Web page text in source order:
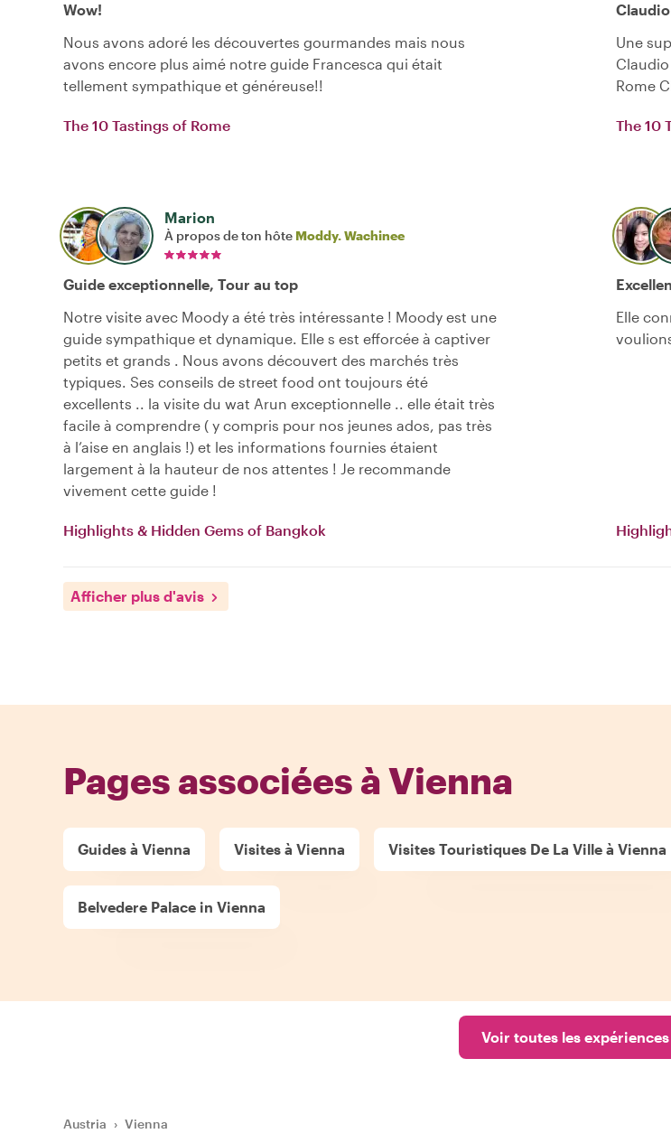
Wow!
Nous avons adoré les découvertes gourmandes mais nous
avons encore plus aimé notre guide Francesca qui était
tellement sympathique et généreuse!!
The 10 Tastings of Rome
Une
Rome
The 10
Marion
À propos de ton hôte Moddy. Wachinee
Guide exceptionnelle, Tour au top
Notre visite avec Moody a été très intéressante ! Moody est une
guide sympathique et dynamique. Elle s est efforcée à captiver
petits et grands . Nous avons découvert des marchés très
typiques. Ses conseils de street food ont toujours été
excellents .. la visite du wat Arun exceptionnelle .. elle était très
facile à comprendre ( y compris pour nos jeunes ados, pas très
à l’aise en anglais !) et les informations fournies étaient
largement à la hauteur de nos attentes ! Je recommande
vivement cette guide !
Highlights & Hidden Gems of Bangkok
Elle
Afficher plus d'avis
Pages associées à Vienna
Guides à Vienna Visites à Vienna Visites Touristiques De La Ville à Vienna
Belvedere Palace in Vienna
Voir toutes les
Austria › Vienna